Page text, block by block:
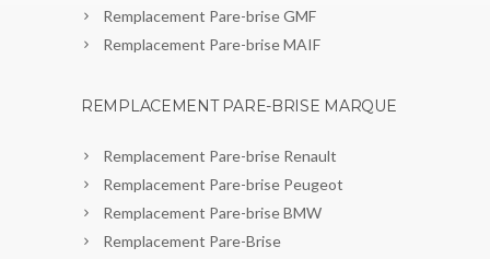
Remplacement Pare-brise GMF
Remplacement Pare-brise MAIF
REMPLACEMENT PARE-BRISE MARQUE
Remplacement Pare-brise Renault
Remplacement Pare-brise Peugeot
Remplacement Pare-brise BMW
Remplacement Pare-Brise